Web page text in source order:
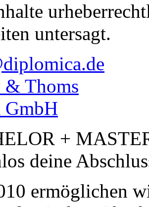
untersagt.
& Thoms
GmbH
+
deine
ermöglichen